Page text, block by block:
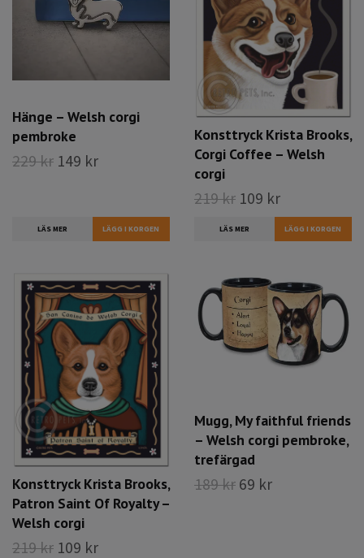
Hänge – Welsh corgi
pembroke
229 kr 149 kr
LÄS MER
Konsttryck Krista Brooks,
Corgi Coffee – Welsh
corgi
219 kr 109 kr
LÄS MER
Konsttryck Krista Brooks,
Patron Saint Of Royalty –
Welsh corgi
219 kr 109 kr
Mugg, My faithful friends
– Welsh corgi pembroke,
trefärgad
189 kr 69 kr